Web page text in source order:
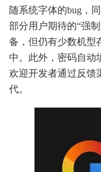
随系统字体的bug，
部分用户期待的“强
备，但仍有少数机型
中。此外，密码自动
欢迎开发者通过反馈
代。